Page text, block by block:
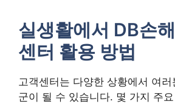
실생활에서 DB손
센터 활용 방법
고객센터는 다양한 상황에서 여
군이 될 수 있습니다. 몇 가지 주